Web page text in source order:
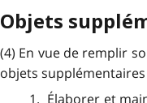
Objets
(4) En vue de remplir
objets
1. Élaborer et